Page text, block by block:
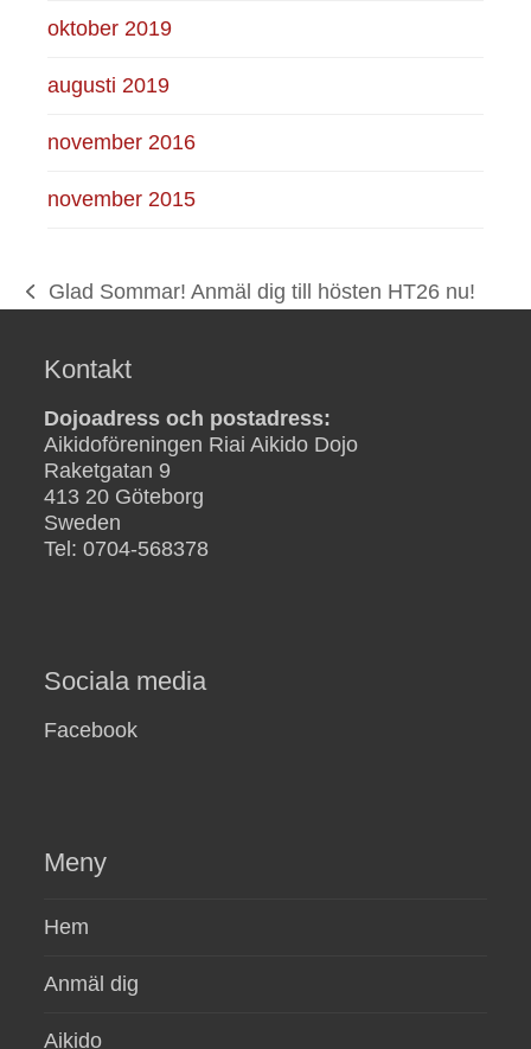
oktober 2019
augusti 2019
november 2016
november 2015
previous
Glad Sommar! Anmäl dig till hösten HT26 nu!
Kontakt
Dojoadress och postadress:
Aikidoföreningen Riai Aikido Dojo
Raketgatan 9
413 20 Göteborg
Sweden
Tel: 0704-568378
Sociala media
Facebook
Meny
Hem
Anmäl dig
Aikido